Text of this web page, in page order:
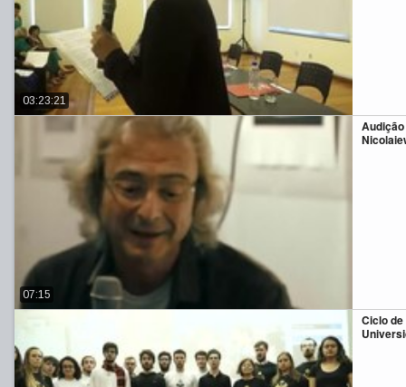
03:23:21
07:15
Ciclo de